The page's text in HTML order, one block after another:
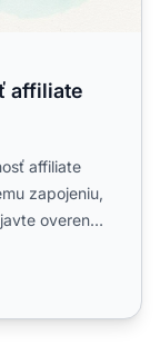
affiliate
affiliate
zapojeniu,
overené